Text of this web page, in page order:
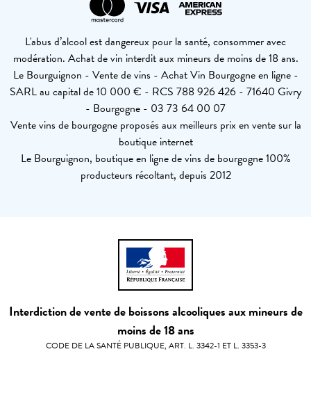
L'abus d’alcool est dangereux pour la santé, consommer avec
modération. Achat de vin interdit aux mineurs de moins de 18 ans.
Le Bourguignon - Vente de vins - Achat Vin Bourgogne en ligne -
SARL au capital de 10 000 € - RCS 788 926 426 - 71640 Givry
- Bourgogne - 03 73 64 00 07
Vente vins de bourgogne proposés aux meilleurs prix en vente sur la
boutique internet
Le Bourguignon, boutique en ligne de vins de bourgogne 100%
producteurs récoltant, depuis 2012
Interdiction de vente de boissons alcooliques aux mineurs de
moins de 18 ans
CODE DE LA SANTÉ PUBLIQUE, ART. L. 3342-1 ET L. 3353-3